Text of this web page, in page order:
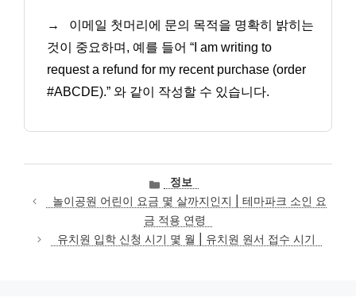
→
이메일 첫머리에 문의 목적을 명확히 밝히는
것이 중요하며, 예를 들어 “I am writing to
request a refund for my recent purchase (order
#ABCDE).” 와 같이 작성할 수 있습니다.
카
테
고
리
정보
놀이공원 어린이 요금 몇 살까지인지 | 테마파크 소인 요
금 적용 연령
유치원 입학 신청 시기 몇 월 | 유치원 원서 접수 시기